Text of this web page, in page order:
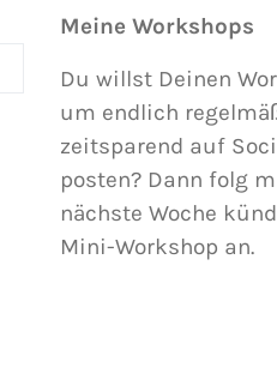
Meine Workshops
Du willst Deinen
um endlich
zeitsparend auf
posten? Dann folg
nächste Woche
Mini-Workshop an.